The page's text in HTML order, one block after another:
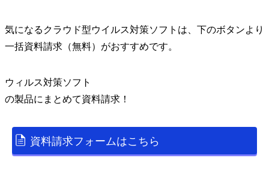
気になるクラウド型ウイルス対策ソフトは、下のボタンより
一括資料請求（無料）がおすすめです。
ウィルス対策ソフト
の製品にまとめて資料請求！
資料請求フォームはこちら